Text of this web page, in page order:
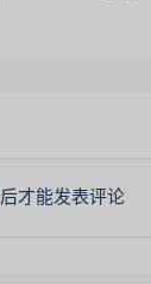
后才能发表评论